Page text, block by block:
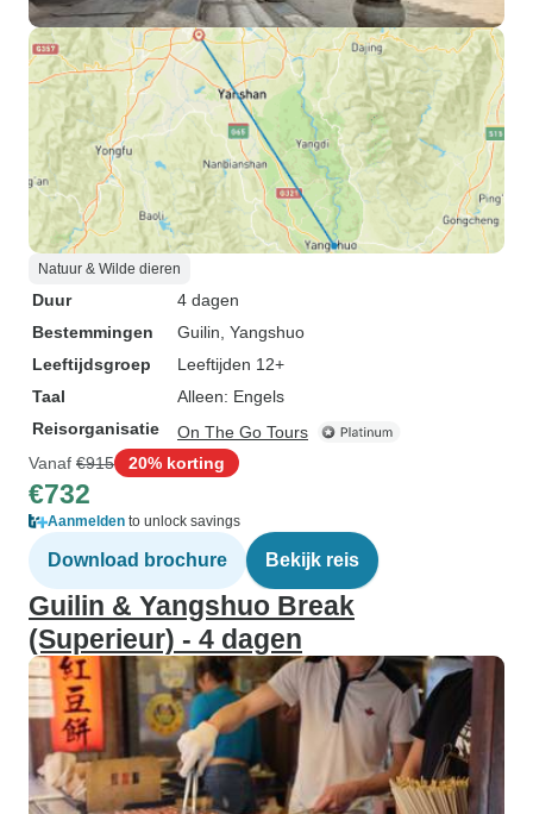
Natuur & Wilde dieren
Duur
4 dagen
Bestemmingen
Guilin , Yangshuo
Leeftijdsgroep
Leeftijden 12+
Taal
Alleen: Engels
Reisorganisatie
On The Go Tours
Vanaf €915 20% korting
€732
Aanmelden to unlock savings
Download brochure Bekijk reis
Guilin & Yangshuo Break
(Superieur) - 4 dagen